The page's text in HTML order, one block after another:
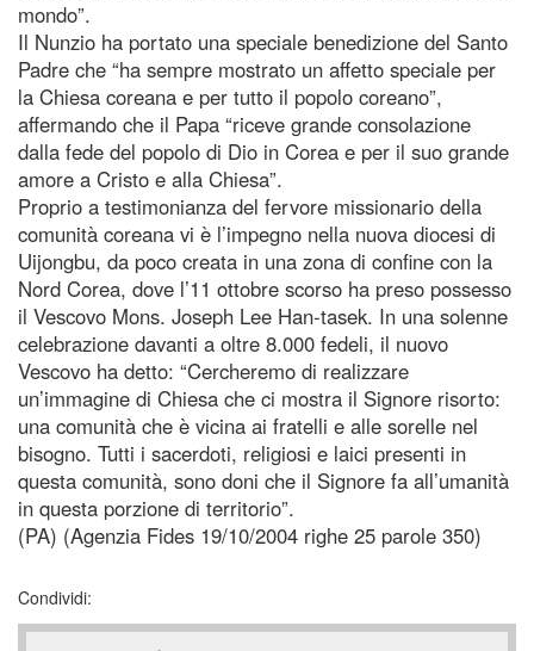
mondo”.
Il Nunzio ha portato una speciale benedizione del Santo
Padre che “ha sempre mostrato un affetto speciale per
la Chiesa coreana e per tutto il popolo coreano”,
affermando che il Papa “riceve grande consolazione
dalla fede del popolo di Dio in Corea e per il suo grande
amore a Cristo e alla Chiesa”.
Proprio a testimonianza del fervore missionario della
comunità coreana vi è l’impegno nella nuova diocesi di
Uijongbu, da poco creata in una zona di confine con la
Nord Corea, dove l’11 ottobre scorso ha preso possesso
il Vescovo Mons. Joseph Lee Han-tasek. In una solenne
celebrazione davanti a oltre 8.000 fedeli, il nuovo
Vescovo ha detto: “Cercheremo di realizzare
un’immagine di Chiesa che ci mostra il Signore risorto:
una comunità che è vicina ai fratelli e alle sorelle nel
bisogno. Tutti i sacerdoti, religiosi e laici presenti in
questa comunità, sono doni che il Signore fa all’umanità
in questa porzione di territorio”.
(PA) (Agenzia Fides 19/10/2004 righe 25 parole 350)
Condividi: